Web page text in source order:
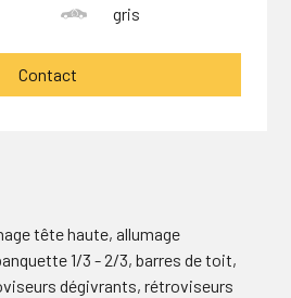
gris
Contact
tête haute, allumage
1/3 - 2/3, barres de toit,
dégivrants, rétroviseurs